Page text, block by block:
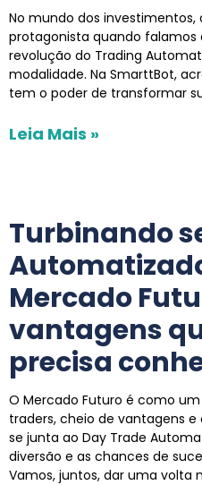
No mundo dos investimentos,
protagonista quando
revolução do Trading
modalidade. Na SmarttBot,
tem o poder de transformar
Leia Mais »
Turbinando
Mercado
vantagens
precisa
O Mercado Futuro é como
traders, cheio de vantagens e
se junta ao Day Trade
diversão e as chances de
Vamos, juntos, dar uma volta